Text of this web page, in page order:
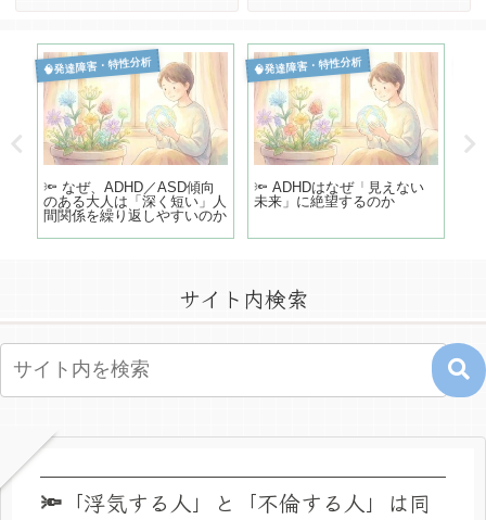
🧠発達障害・特性分析
🔦 なぜ、ADHD／ASD傾向
のある大人は「深く短い」人
間関係を繰り返しやすいのか
🧠発達障害・特性分析
🔦 ADHDはなぜ「見えない
未来」に絶望するのか
サイト内検索
🔦「浮気する人」と「不倫する人」は同